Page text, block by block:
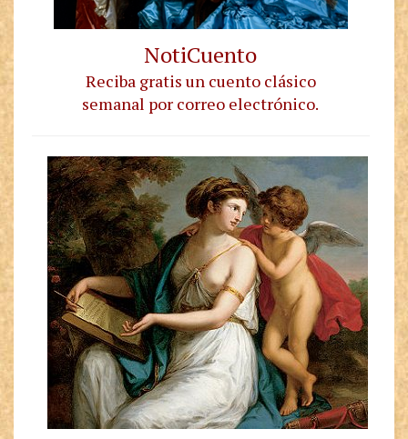
NotiCuento
Reciba gratis un cuento clásico
semanal por correo electrónico.